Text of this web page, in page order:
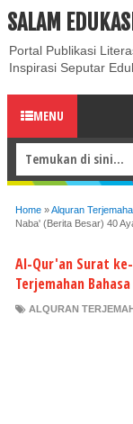
ABOUT CONTACT US
SALAM EDUKASI
Portal Publikasi
Inspirasi Seputar
MENU
Home »Alquran
Naba' (Berita Besar) 40
Al-Qur'an Surat
Terjemahan
ALQURAN